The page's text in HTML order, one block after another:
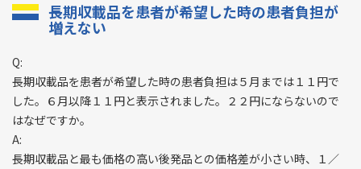
長期収載品を患者が希望した時の患者負担が
増えない
Q:
長期収載品を患者が希望した時の患者負担は５月までは１１円で
した。６月以降１１円と表示されました。２２円にならないので
はなぜですか。
A:
長期収載品と最も価格の高い後発品との価格差が小さい時、１／